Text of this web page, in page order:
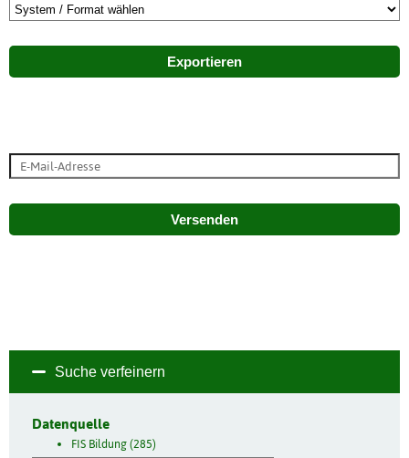
Exportieren
Versenden
Suche verfeinern
Datenquelle
FIS Bildung (285)